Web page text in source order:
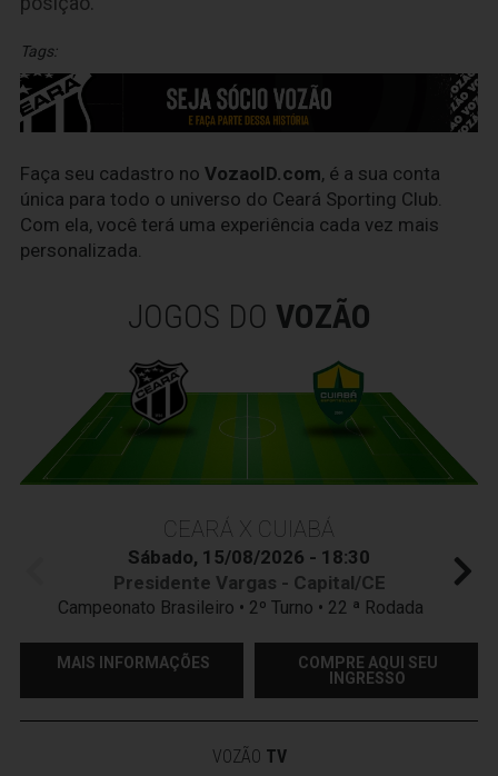
Tags:
Faça seu cadastro no VozaoID.com, é a sua conta
única para todo o universo do Ceará Sporting Club.
Com ela, você terá uma experiência cada vez mais
personalizada.
JOGOS DO VOZÃO
CEARÁ X CUIABÁ
Sábado, 15/08/2026 - 18:30
Presidente Vargas - Capital/CE
Campeonato Brasileiro • 2º Turno • 22 ª Rodada
MAIS INFORMAÇÕES
COMPRE AQUI SEU
INGRESSO
VOZÃO TV